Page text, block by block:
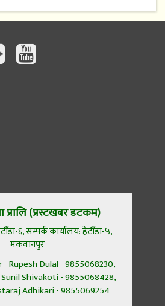
प्रालि (प्रस्टखबर डटकम)
६, सम्पर्क कार्यालय: हेटौँडा-५,
मकवानपुर
Rupesh Dulal - 9855068230,
Shivakoti - 9855068428,
Adhikari - 9855069254